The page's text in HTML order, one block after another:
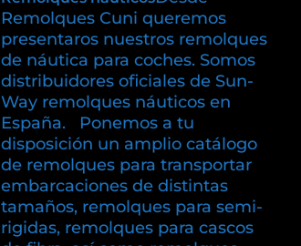
Remolques Cuni queremos
presentaros nuestros remolques
de náutica para coches. Somos
distribuidores oficiales de Sun-
Way remolques náuticos en
España. Ponemos a tu
disposición un amplio catálogo
de remolques para transportar
embarcaciones de distintas
tamaños, remolques para semi-
rigidas, remolques para cascos